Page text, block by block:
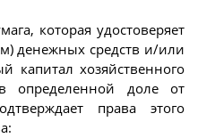
которая удостоверяет
денежных средств и/или
капитал хозяйственного
определенной доле от
права этого